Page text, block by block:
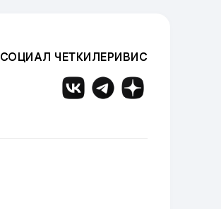
СОЦИАЛ ЧЕТКИЛЕРИВИС